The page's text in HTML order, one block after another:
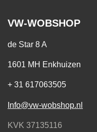
VW-WOBSHOP
de Star 8 A
1601 MH Enkhuizen
+ 31 617063505
Info@vw-wobshop.nl
KVK 37135116